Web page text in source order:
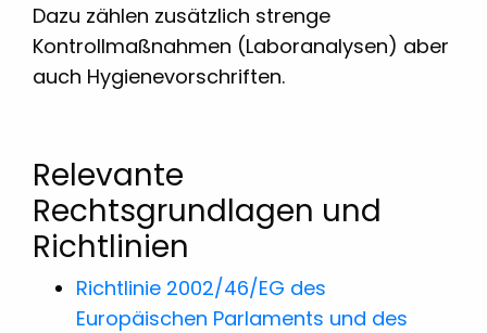
Dazu zählen zusätzlich strenge
Kontrollmaßnahmen (Laboranalysen) aber
auch Hygienevorschriften.
Relevante
Rechtsgrundlagen und
Richtlinien
Richtlinie 2002/46/EG des
Europäischen Parlaments und des